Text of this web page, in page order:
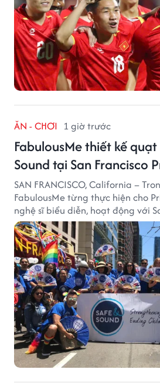
ĂN - CHƠI 1 giờ trước
FabulousMe thiết kế
Sound tại San Francisco
SAN FRANCISCO, California –
FabulousMe từng thực hiện cho
nghệ sĩ biểu diễn, hoạt động với
2019 mang một bối cảnh khác
chức phi lợi nhuận tại San
lĩnh vực phòng ngừa bạo hành
và xây dựng môi trường an toàn